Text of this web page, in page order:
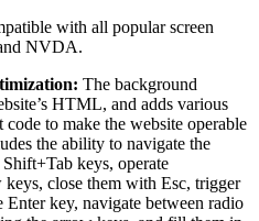
with all popular screen
NVDA.
The background
HTML, and adds various
to make the website operable
the ability to navigate the
keys, operate
close them with Esc, trigger
Enter key, navigate between radio